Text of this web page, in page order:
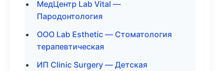
МедЦентр Lab Vital —
Пародонтология
ООО Lab Esthetic — Стоматология
терапевтическая
ИП Clinic Surgery — Детская